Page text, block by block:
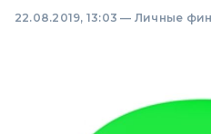
22.08.2019, 13:03 — Личные